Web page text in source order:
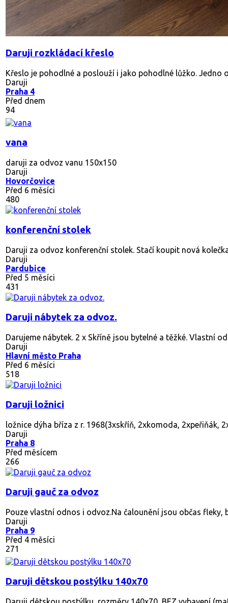
Daruji rozkládací křeslo
Křeslo je pohodlné a poslouží i jako pohodlné lůžko. Jedno
Daruji
Praha 4
Před dnem
94
vana
daruji za odvoz vanu 150х150
Daruji
Hovorčovice
Před 6 měsíci
480
konferenční stolek
Daruji za odvoz konferenční stolek. Stačí koupit nová
Daruji
Pardubice
Před 5 měsíci
431